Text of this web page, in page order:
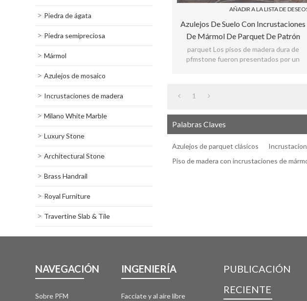
Piedra de ágata
Piedra semipreciosa
Mármol
Azulejos de mosaico
Incrustaciones de madera
Milano White Marble
Luxury Stone
Architectural Stone
Brass Handrail
Royal Furniture
Travertine Slab & Tile
AÑADIR A LA LISTA DE
Azulejos De Suelo Con Incrustaciones
De Mármol De Parquet De Patrón
Clásico
parquet Los pisos de madera dura de
pfmstone fueron presentados por un
1
Palabras Claves
Azulejos de parquet clásicos
Piso de madera con incrustaciones de
NAVEGACIÓN
Sobre PFM
INGENIERÍA
Facciate y al aire libre
PUBLICACIÓN
RECIENTE